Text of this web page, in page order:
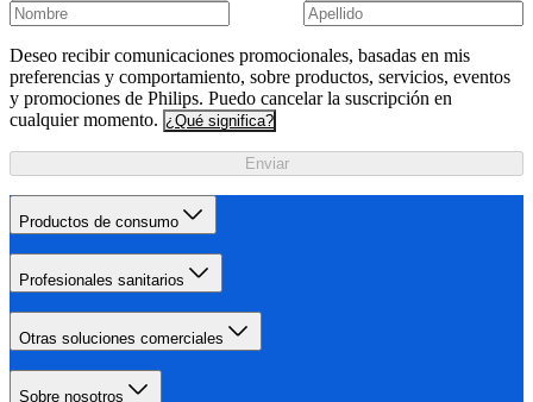
Deseo recibir comunicaciones promocionales, basadas en mis
preferencias y comportamiento, sobre productos, servicios, eventos
y promociones de Philips. Puedo cancelar la suscripción en
cualquier momento. ¿Qué significa?
Enviar
Productos de consumo
Profesionales sanitarios
Otras soluciones comerciales
Sobre nosotros